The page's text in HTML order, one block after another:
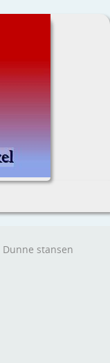
Dunne stansen